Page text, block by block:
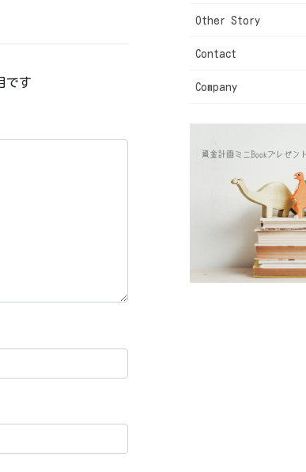
です
Other Story
Contact
Company